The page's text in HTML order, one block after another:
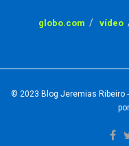
globo.com vídeo
© 2023 Blog Jeremias Ribeiro-